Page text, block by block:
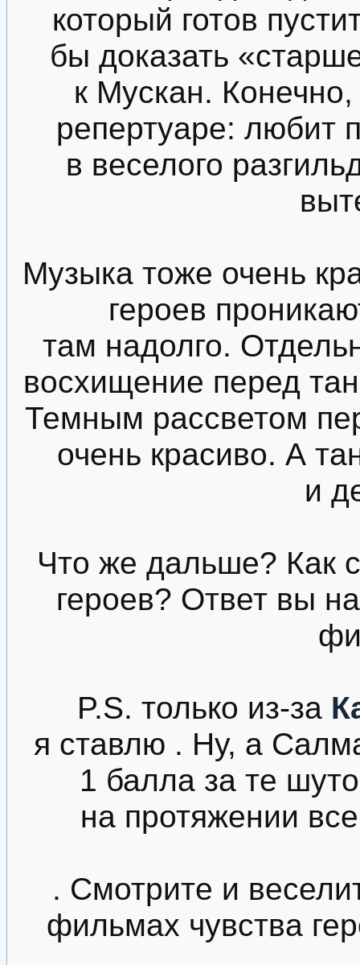
который готов
бы доказать
к Мускан.
репертуаре: любит
в веселого
Музыка тоже очень
героев
там надолго.
восхищение перед
Темным рассветом
очень красиво. А
и
Что же дальше? Как
героев? Ответ вы
P.S. только из-за
я ставлю . Ну, а
1 балла за те
на протяжении
. Смотрите и
фильмах чувства